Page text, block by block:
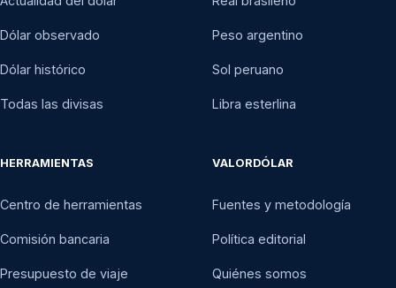
19 nov 2020
18 nov 2020
Dólar observado
Dólar histórico
Todas las divisas
Peso argentino
Sol peruano
Libra esterlina
HERRAMIENTAS
Centro de herramientas
Comisión bancaria
Presupuesto de viaje
VALORDÓLAR
Fuentes y metodología
Política editorial
Quiénes somos